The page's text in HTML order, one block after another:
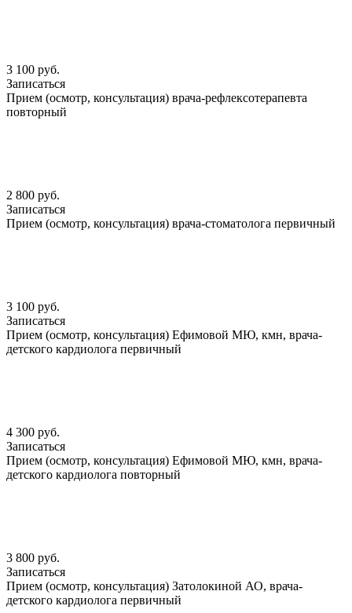
3 100 руб.
Записаться
Прием (осмотр, консультация) врача-рефлексотерапевта
повторный
2 800 руб.
Записаться
Прием (осмотр, консультация) врача-стоматолога первичный
3 100 руб.
Записаться
Прием (осмотр, консультация) Ефимовой МЮ, кмн, врача-
детского кардиолога первичный
4 300 руб.
Записаться
Прием (осмотр, консультация) Ефимовой МЮ, кмн, врача-
детского кардиолога повторный
3 800 руб.
Записаться
Прием (осмотр, консультация) Затолокиной АО, врача-
детского кардиолога первичный